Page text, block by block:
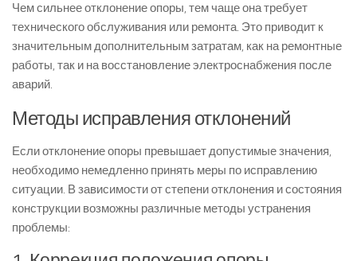
Чем сильнее отклонение опоры, тем чаще она требует
технического обслуживания или ремонта. Это приводит к
значительным дополнительным затратам, как на ремонтные
работы, так и на восстановление электроснабжения после
аварий.
Методы исправления отклонений
Если отклонение опоры превышает допустимые значения,
необходимо немедленно принять меры по исправлению
ситуации. В зависимости от степени отклонения и состояния
конструкции возможны различные методы устранения
проблемы: